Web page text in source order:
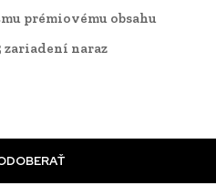
prémiovému obsahu
zariadení naraz